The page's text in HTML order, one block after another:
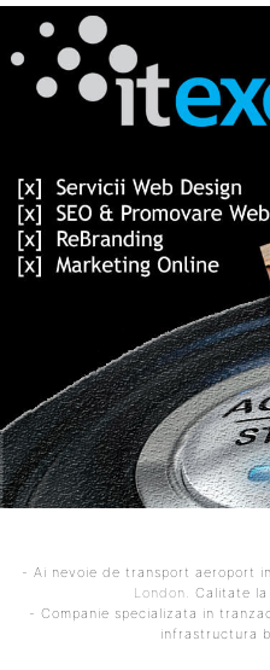
- Ai nevoie de transport aeroport
London. Calitate
- Companie specializata in
infrastructura